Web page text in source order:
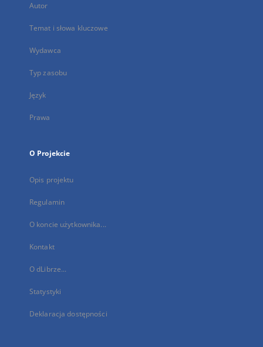
Autor
Temat i słowa kluczowe
Wydawca
Typ zasobu
Język
Prawa
O Projekcie
Opis projektu
Regulamin
O koncie użytkownika...
Kontakt
O dLibrze...
Statystyki
Deklaracja dostępności